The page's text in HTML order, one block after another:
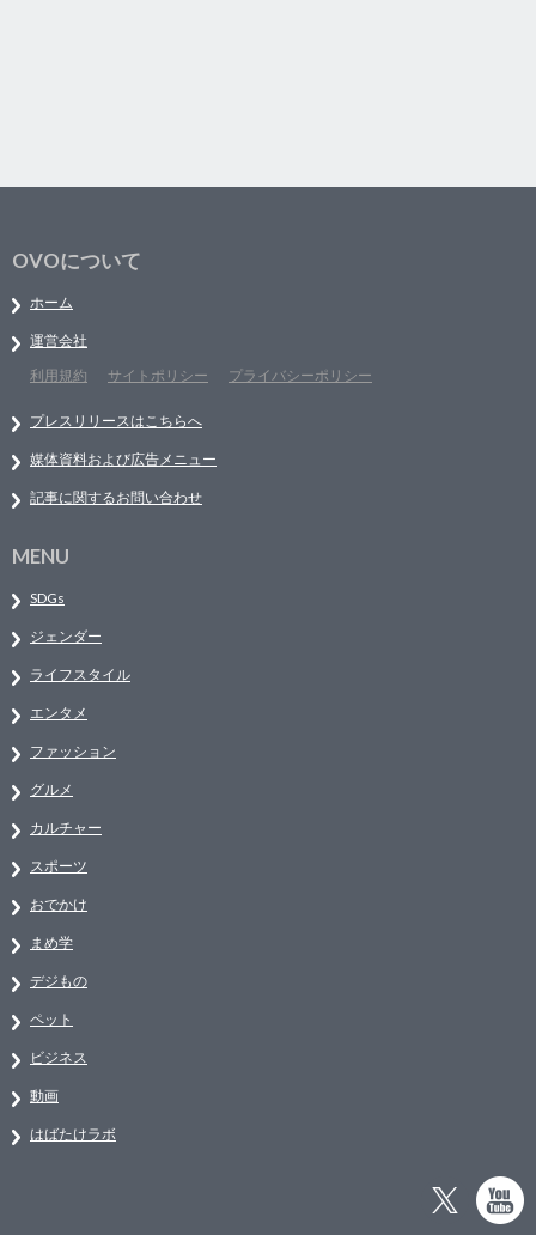
OVOについて
ホーム
運営会社
利用規約
サイトポリシー プライバシーポリシー
プレスリリースはこちらへ
媒体資料および広告メニュー
記事に関するお問い合わせ
MENU
SDGs
ジェンダー
ライフスタイル
エンタメ
ファッション
グルメ
カルチャー
スポーツ
おでかけ
まめ学
デジもの
ペット
ビジネス
動画
はばたけラボ